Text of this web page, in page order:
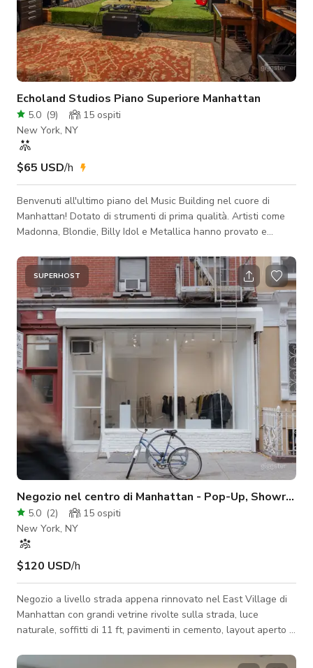
Echoland Studios Piano Superiore Manhattan
5.0 (9) 15 ospiti
New York, NY
$65 USD/h
Benvenuti all'ultimo piano del Music Building nel cuore di
Manhattan! Dotato di strumenti di prima qualità. Artisti come
Madonna, Blondie, Billy Idol e Metallica hanno provato e
Studios è molto entusiasta di presentare questo spazio
dedicato alla tua creatività per raggiungere il suo massimo
apice qui al 12° piano di questo edificio trasformativo.
ATTREZZATURA / STRUMENTI / GEAR Set batteria Gretsch a
5 pezzi Piatti Zildjian
SUPERHOST
Negozio nel centro di Manhattan - Pop-Up,
5.0 (2) 15 ospiti
New York, NY
$120 USD/h
Negozio a livello strada appena rinnovato nel East Village di
Manhattan con grandi vetrine rivolte sulla strada, luce
naturale, soffitti di 11 ft, pavimenti in cemento, layout aperto e
seminterrato e mobili versatili aggiuntivi. Ideale per pop-up,